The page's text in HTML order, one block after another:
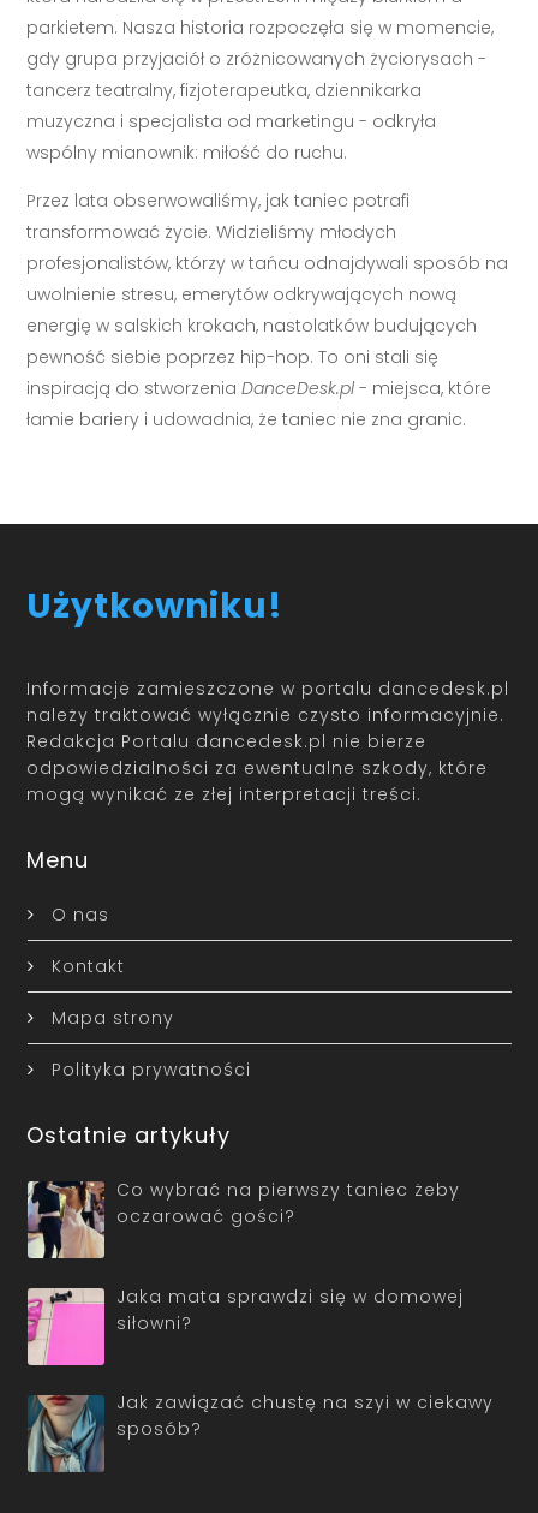
parkietem. Nasza historia rozpoczęła się w momencie,
gdy grupa przyjaciół o zróżnicowanych życiorysach -
tancerz teatralny, fizjoterapeutka, dziennikarka
muzyczna i specjalista od marketingu - odkryła
wspólny mianownik: miłość do ruchu.
Przez lata obserwowaliśmy, jak taniec potrafi
transformować życie. Widzieliśmy młodych
profesjonalistów, którzy w tańcu odnajdywali sposób na
uwolnienie stresu, emerytów odkrywających nową
energię w salskich krokach, nastolatków budujących
pewność siebie poprzez hip-hop. To oni stali się
inspiracją do stworzeniaDanceDesk.pl - miejsca, które
łamie bariery i udowadnia, że taniec nie zna granic.
Użytkowniku!
Informacje zamieszczone w portalu dancedesk.pl
należy traktować wyłącznie czysto informacyjnie.
Redakcja Portalu dancedesk.pl nie bierze
odpowiedzialności za ewentualne szkody, które
mogą wynikać ze złej interpretacji treści.
Menu
O nas
Kontakt
Mapa strony
Polityka prywatności
Ostatnie artykuły
Co wybrać na pierwszy taniec żeby
oczarować gości?
Jaka mata sprawdzi się w domowej
siłowni?
Jak zawiązać chustę na szyi w ciekawy
sposób?